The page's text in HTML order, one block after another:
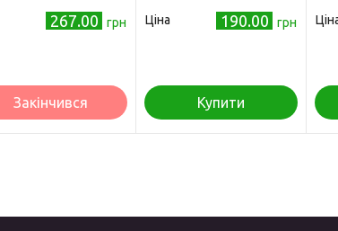
267.00 грн
Закінчився
Ціна 190.00 грн
Купити